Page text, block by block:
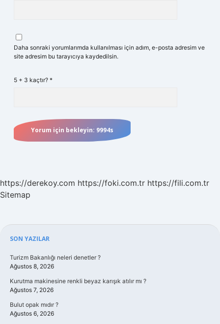
Daha sonraki yorumlarımda kullanılması için adım, e-posta adresim ve
site adresim bu tarayıcıya kaydedilsin.
5 + 3 kaçtır? *
https://derekoy.com https://foki.com.tr https://fili.com.tr
Sitemap
Sidebar
SON YAZILAR
Turizm Bakanlığı neleri denetler ?
Ağustos 8, 2026
Kurutma makinesine renkli beyaz karışık atılır mı ?
Ağustos 7, 2026
Bulut opak mıdır ?
Ağustos 6, 2026